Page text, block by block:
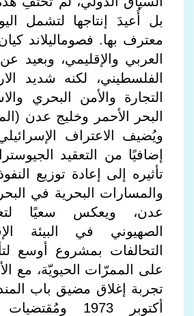
بل أُعيدَ إنتاجها لتشمل
معترف بها. فصوماليلاند
العربي والإقليمي، وبعيد
الفلسطيني، لكنه شديد
التجارة والأمن البحري
البحر الأحمر وخليج عدن
ويُضيف الاعتراف الإسرائيلي
إضافيًا من التعقيد
تأثيره إلى إعادة توزيع
والمسارات البحرية في
عدن، ويعكس سعيًا
الصهيوني في البيئة
التحالفات بمشروع أوسع
على الممرّات الحيويّة، مع
تجربة إغلاق مضيق باب
أكتوبر 1973